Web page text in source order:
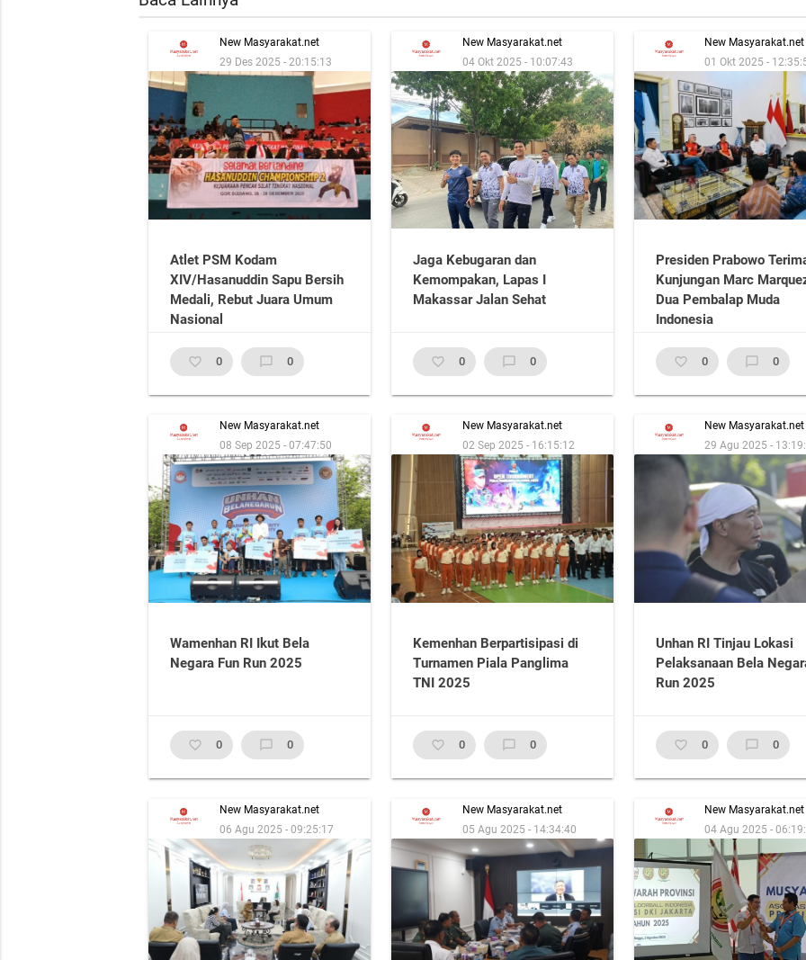
New Masyarakat.net
29 Des 2025 - 20:15:13
Atlet PSM Kodam
XIV/Hasanuddin Sapu Bersih
Medali, Rebut Juara Umum
Nasional
favorite_border 0 chat_bubble_outline 0
New Masyarakat.net
04 Okt 2025 - 10:07:43
Jaga Kebugaran dan
Kemompakan, Lapas I
Makassar Jalan Sehat
favorite_border 0 chat_bubble_outline 0
New Masyarakat.net
01 Okt 2025 -
Presiden Prabowo
Kunjungan Marc
Dua Pembalap Muda
Indonesia
favorite_border 0 chat_bubble_outline 0
New Masyarakat.net
08 Sep 2025 - 07:47:50
Wamenhan RI Ikut Bela
Negara Fun Run 2025
favorite_border 0 chat_bubble_outline 0
New Masyarakat.net
02 Sep 2025 - 16:15:12
Kemenhan Berpartisipasi di
Turnamen Piala Panglima
TNI 2025
favorite_border 0 chat_bubble_outline 0
New Masyarakat.net
29 Agu 2025 -
Unhan RI Tinjau Lokasi
Pelaksanaan Bela
Run 2025
favorite_border 0 chat_bubble_outline 0
New Masyarakat.net
06 Agu 2025 - 09:25:17
New Masyarakat.net
05 Agu 2025 - 14:34:40
New Masyarakat.net
04 Agu 2025 -